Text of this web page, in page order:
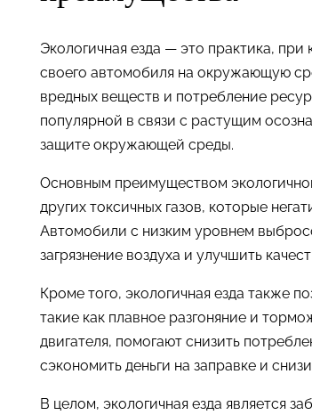
Экологичная езда — это практика,
своего автомобиля на окружающую
вредных веществ и потребление
популярной в связи с растущим
защите окружающей среды.
Основным преимуществом
других токсичных газов, которые
Автомобили с низким уровнем
загрязнение воздуха и улучшить
Кроме того, экологичная езда также
такие как плавное разгоняние и
двигателя, помогают снизить
сэкономить деньги на заправке и
В целом, экологичная езда является